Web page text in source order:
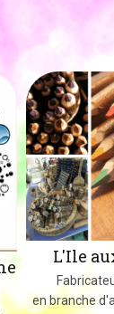
L'Ile
en branche